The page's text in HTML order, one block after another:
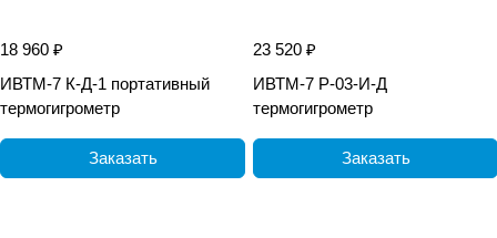
18 960 ₽
ИВТМ-7 К-Д-1 портативный
термогигрометр
Заказать
23 520 ₽
ИВТМ-7 Р-03-И-Д
термогигрометр
Заказать